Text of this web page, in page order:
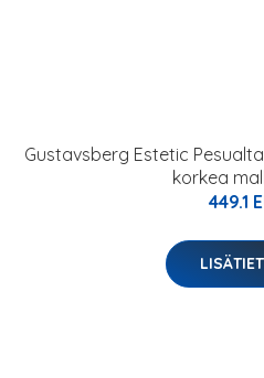
Gustavsberg Estetic
korkea
449.1